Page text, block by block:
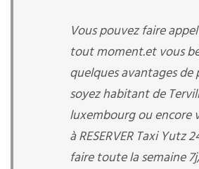
Vous pouvez faire
tout moment.et vous
quelques avantages de
soyez habitant de
luxembourg ou encore
à RESERVER Taxi Yutz
faire toute la semaine